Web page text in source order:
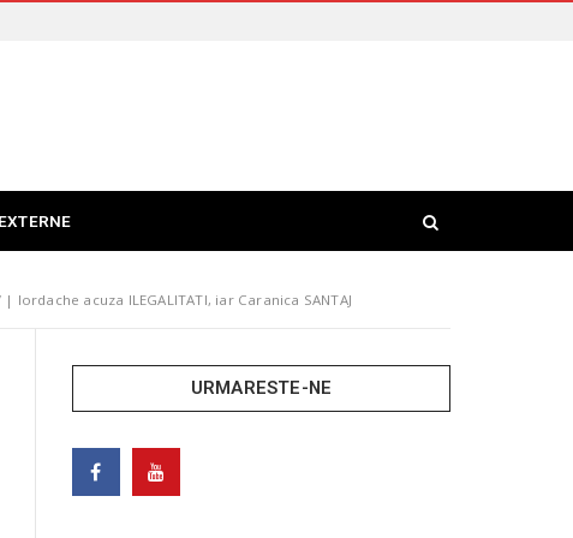
EXTERNE
acuza ILEGALITATI, iar Caranica SANTAJ
URMARESTE-NE